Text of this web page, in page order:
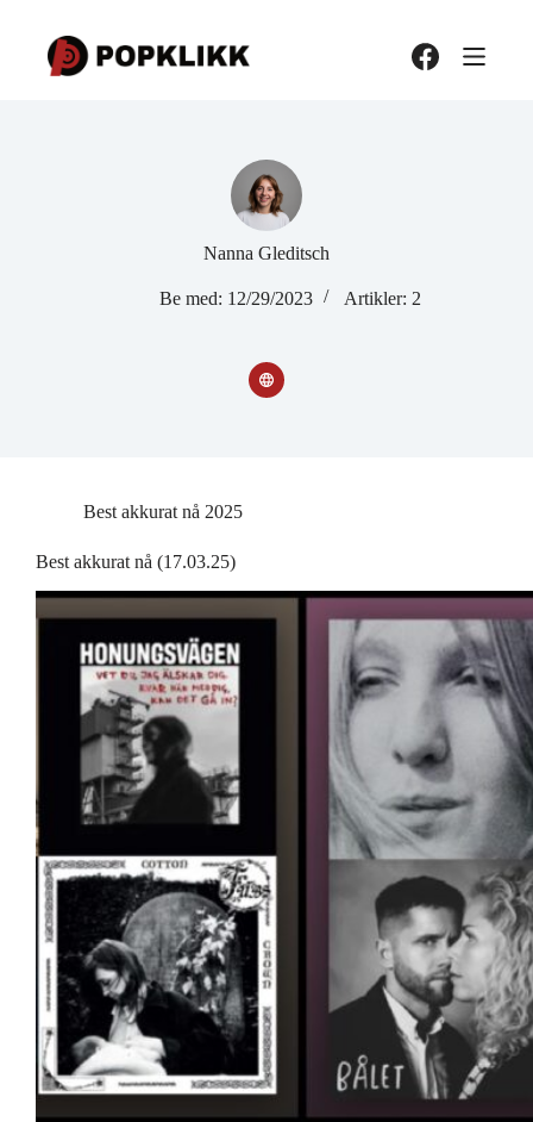
innholdet
Nanna Gleditsch
Be med: 12/29/2023 Artikler: 2
Best akkurat nå 2025
Best akkurat nå (17.03.25)